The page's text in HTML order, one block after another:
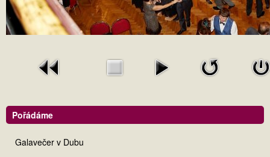
Pořádáme
Galavečer v Dubu